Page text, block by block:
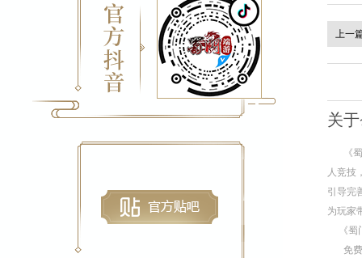
上一
关
《
人竞技
引导完
为玩家
《
免